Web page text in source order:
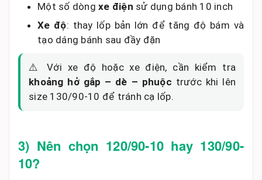
Một số dòng xe điện sử dụng bánh 10 inch
Xe độ: thay lốp bản lớn để tăng độ bám và
tạo dáng bánh sau đầy đặn
⚠️ Với xe độ hoặc xe điện, cần kiểm tra
khoảng hở gắp – dè – phuộc trước khi lên
size 130/90-10 để tránh cạ lốp.
3) Nên chọn 120/90-10 hay 130/90-
10?